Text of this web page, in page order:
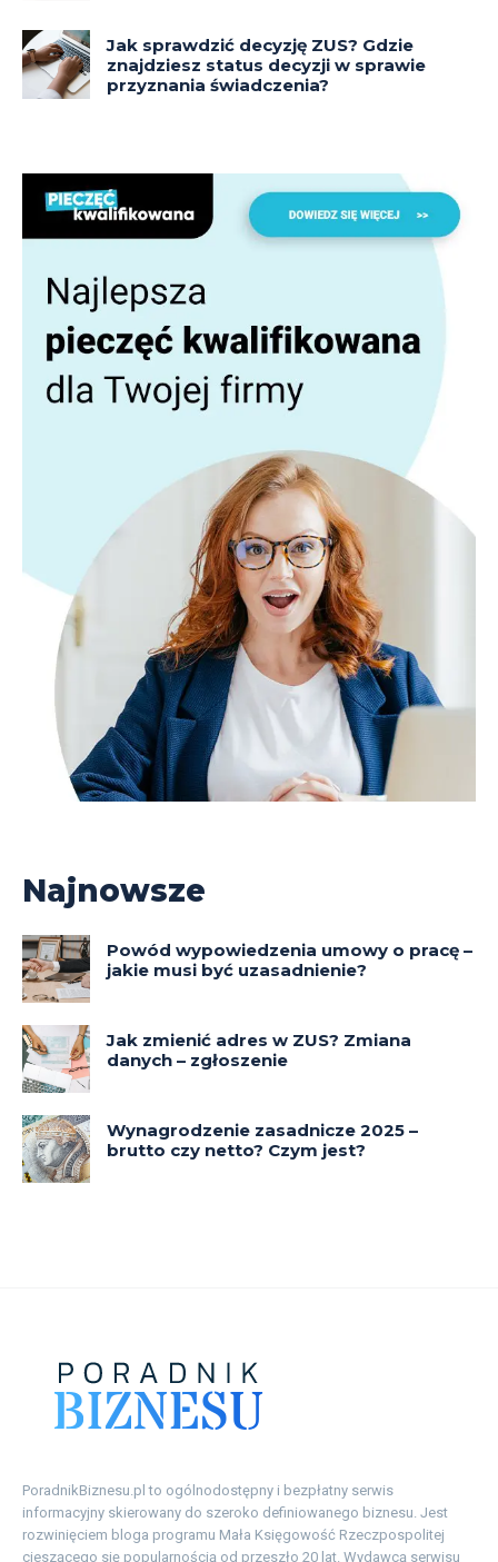
PoradnikBiznesu.pl to ogólnodostępny i bezpłatny serwis
informacyjny skierowany do szeroko definiowanego biznesu. Jest
rozwinięciem bloga programu Mała Księgowość Rzeczpospolitej
cieszącego się popularnością od przeszło 20 lat. Wydawcą serwisu